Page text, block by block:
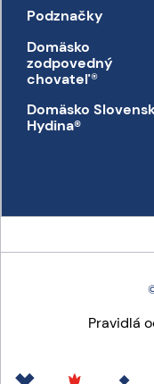
Podznačky
Domäsko
zodpovedný
chovateľ®
Domäsko
Hydina®
Pravidlá